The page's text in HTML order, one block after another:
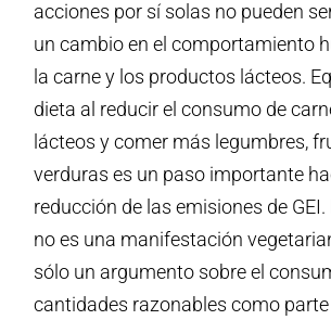
acciones por sí solas no pueden
un cambio en el comportamiento
la carne y los productos lácteos.
dieta al reducir el consumo de
lácteos y comer más legumbres,
verduras es un paso importante
reducción de las emisiones de
no es una manifestación
sólo un argumento sobre el
cantidades razonables como